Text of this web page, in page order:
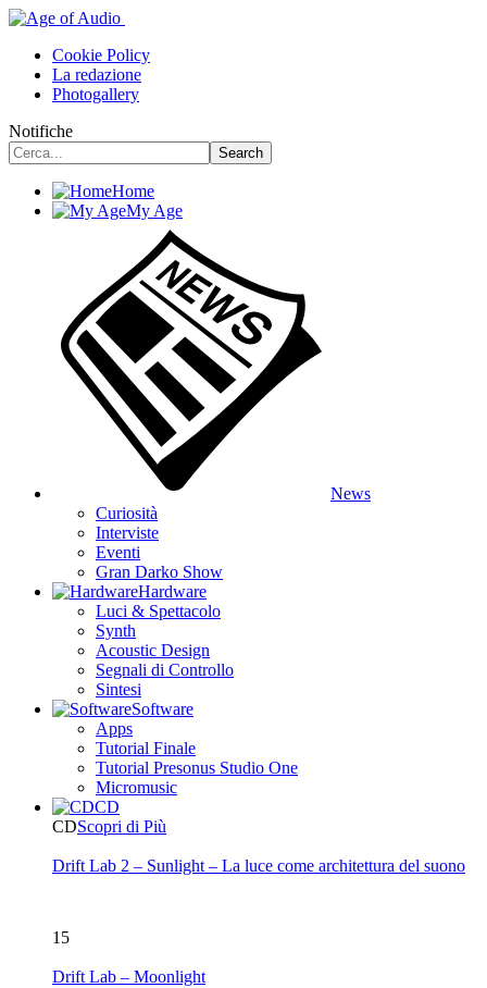
Cookie Policy
La redazione
Photogallery
Notifiche
Home
My Age
News
Curiosità
Interviste
Eventi
Gran Darko Show
Hardware
Luci & Spettacolo
Synth
Acoustic Design
Segnali di Controllo
Sintesi
Software
Apps
Tutorial Finale
Tutorial Presonus Studio One
Micromusic
CD
CDScopri di Più
Drift Lab 2 – Sunlight – La luce come architettura del suono
15
Drift Lab – Moonlight